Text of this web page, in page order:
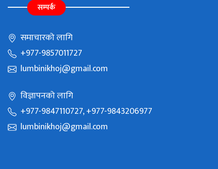
सम्पर्क
समाचारको लागि
+977-9857011727
lumbinikhoj@gmail.com
विज्ञापनको लागि
+977-9847110727, +977-9843206977
lumbinikhoj@gmail.com